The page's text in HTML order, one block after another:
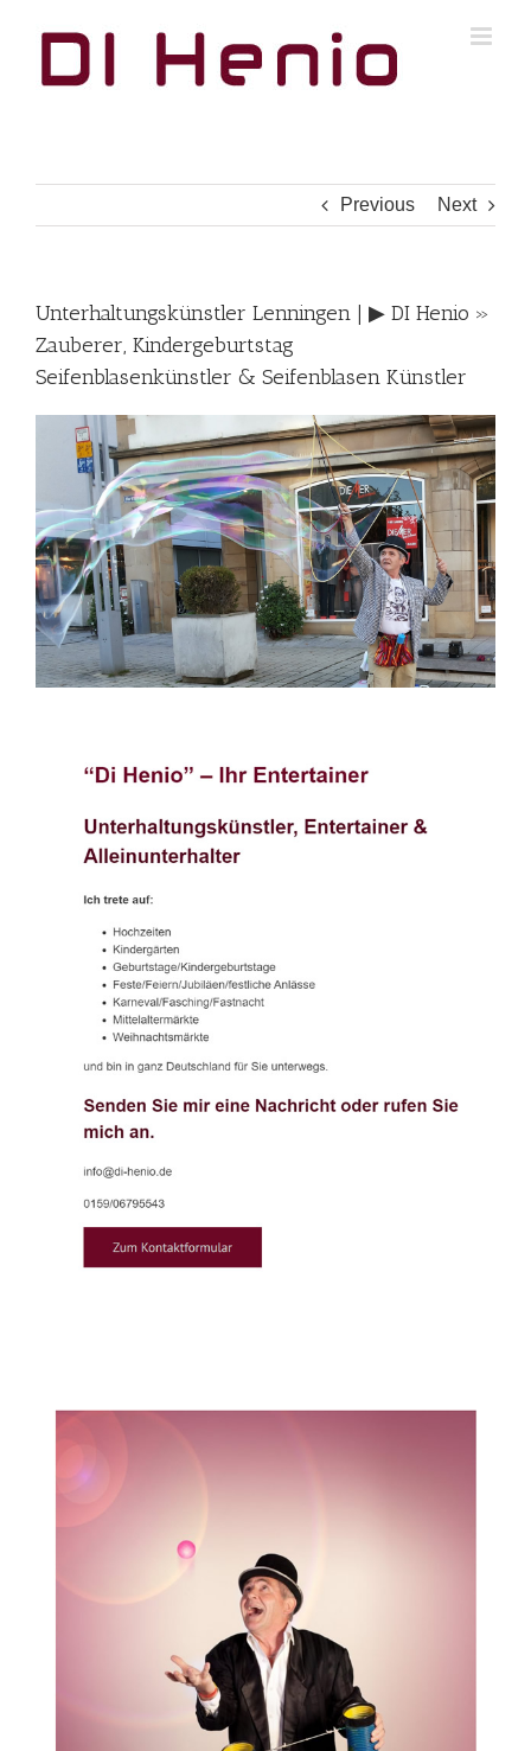
Previous Next
Unterhaltungskünstler Lenningen | ▶︎ DI Henio »
Zauberer, Kindergeburtstag
Seifenblasenkünstler & Seifenblasen Künstler